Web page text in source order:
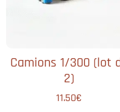
Camions 1/300 (lot
2)
11.50€